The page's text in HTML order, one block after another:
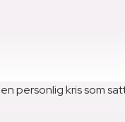
personlig kris som